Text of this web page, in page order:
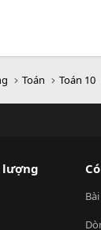
Toán Toán 10
lượng